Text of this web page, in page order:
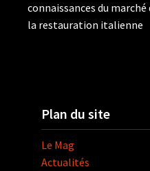
connaissances du
la restauration italienne
Plan du site
Le Mag
Actualités